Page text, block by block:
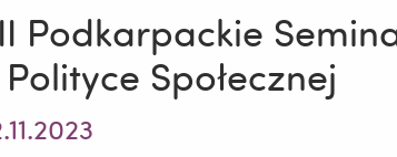
Podkarpackie
Społecznej